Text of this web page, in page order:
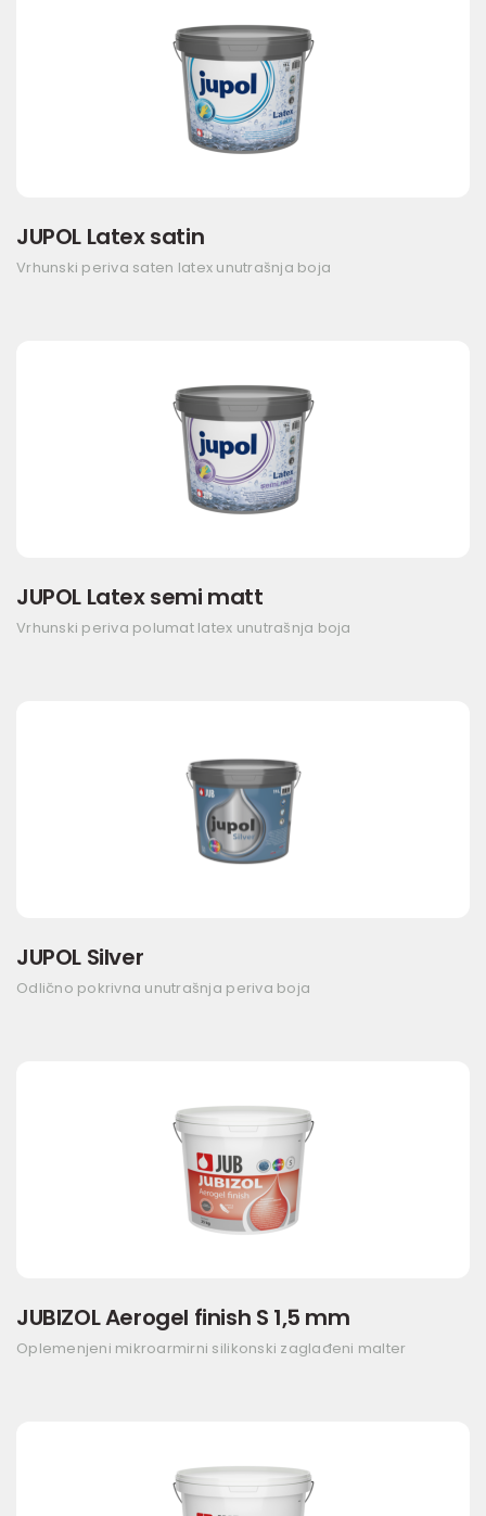
JUPOL Latex satin
Vrhunski periva saten latex unutrašnja boja
JUPOL Latex semi matt
Vrhunski periva polumat latex unutrašnja boja
JUPOL Silver
Odlično pokrivna unutrašnja periva boja
JUBIZOL Aerogel finish S 1,5 mm
Oplemenjeni mikroarmirni silikonski zaglađeni malter